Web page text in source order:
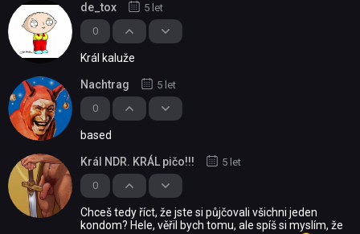
0
de_tox 5 let
Král kaluže
0
Nachtrag 5 let
based
0
Král NDR. KRÁL pičo!!! 5 let
Chceš tedy říct, že jste si půjčovali všichni jeden
kondom? Hele, věřil bych tomu, ale spíš si myslím, že